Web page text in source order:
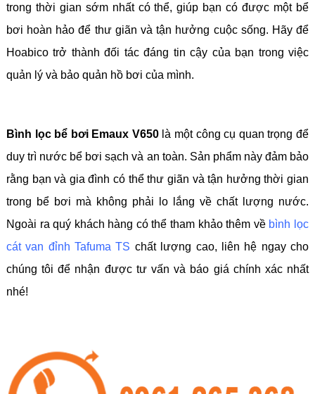
trong thời gian sớm nhất có thể, giúp bạn có được một bể
bơi hoàn hảo để thư giãn và tận hưởng cuộc sống. Hãy để
Hoabico trở thành đối tác đáng tin cậy của bạn trong việc
quản lý và bảo quản hồ bơi của mình.
Bình lọc bể bơi Emaux V650là một công cụ quan trọng để
duy trì nước bể bơi sạch và an toàn. Sản phẩm này đảm bảo
rằng bạn và gia đình có thể thư giãn và tận hưởng thời gian
trong bể bơi mà không phải lo lắng về chất lượng nước.
Ngoài ra quý khách hàng có thể tham khảo thêm về bình lọc
cát van đỉnh Tafuma TS chất lượng cao, liên hệ ngay cho
chúng tôi để nhận được tư vấn và báo giá chính xác nhất
nhé!